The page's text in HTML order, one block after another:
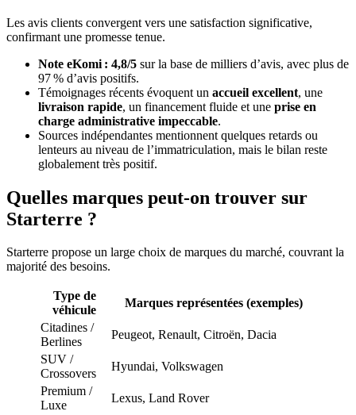
Les avis clients convergent vers une satisfaction significative,
confirmant une promesse tenue.
Note eKomi : 4,8/5 sur la base de milliers d’avis, avec plus de
97 % d’avis positifs.
Témoignages récents évoquent un accueil excellent, une
livraison rapide, un financement fluide et une prise en
charge administrative impeccable.
Sources indépendantes mentionnent quelques retards ou
lenteurs au niveau de l’immatriculation, mais le bilan reste
globalement très positif.
Quelles marques peut-on trouver sur
Starterre ?
Starterre propose un large choix de marques du marché, couvrant la
majorité des besoins.
Type de
véhicule
Marques représentées (exemples)
Citadines /
Berlines
Peugeot, Renault, Citroën, Dacia
SUV /
Crossovers
Hyundai, Volkswagen
Premium /
Luxe
Lexus, Land Rover